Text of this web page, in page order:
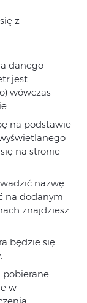
z
danego
jest
wówczas
na podstawie
na stronie
nazwę
na dodanym
znajdziesz
będzie się
pobierane
w